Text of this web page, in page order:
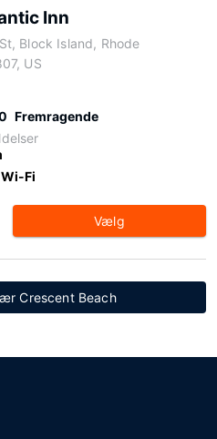
Inn
Block Island, Rhode
US
Fremragende
Fi
Vælg
Crescent Beach